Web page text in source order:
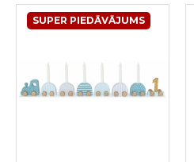
SUPER PIEDĀVĀJUMS